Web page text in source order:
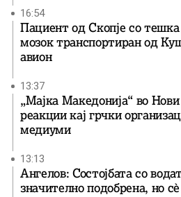
16:54
Пациент од Скопје со
мозок транспортиран од
авион
13:37
„Мајка Македонија“ во
реакции кај грчки
медиуми
13:13
Ангелов: Состојбата со
значително подобрена, но